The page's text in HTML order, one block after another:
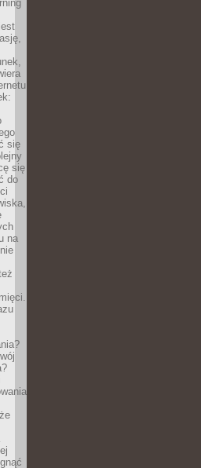
się
się
do
na